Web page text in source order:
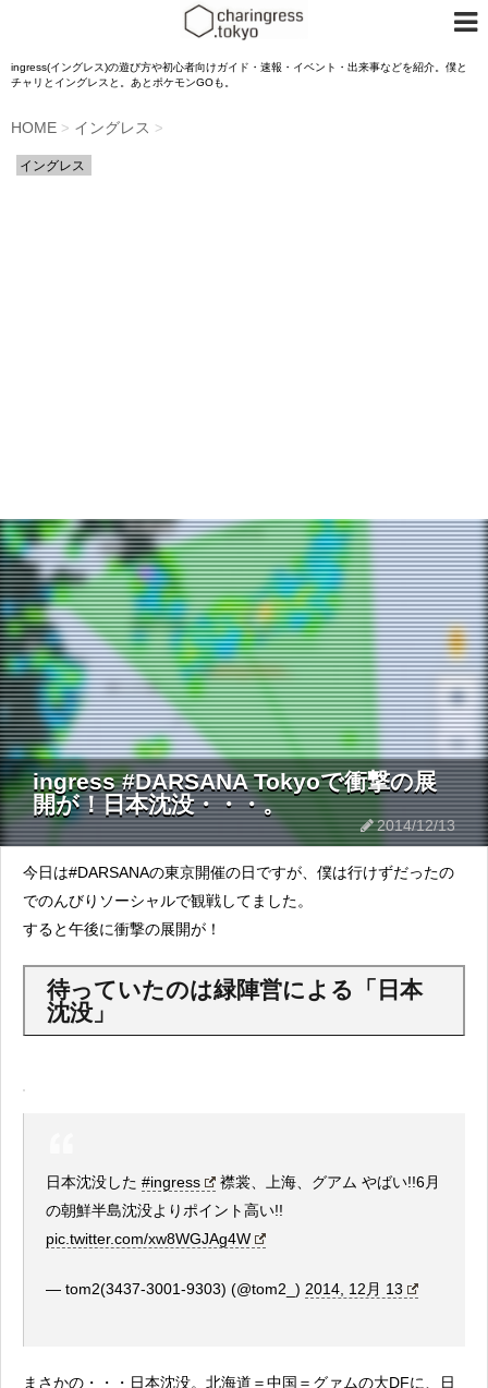
ingress(イングレス)の遊び方や初心者向けガイド・速報・イベント・出来事などを紹介。僕と
チャリとイングレスと。あとポケモンGOも。
HOME > イングレス >
イングレス
ingress #DARSANA Tokyoで衝撃の展
開が！日本沈没・・・。
2014/12/13
今日は#DARSANAの東京開催の日ですが、僕は行けずだったの
でのんびりソーシャルで観戦してました。
すると午後に衝撃の展開が！
待っていたのは緑陣営による「日本
沈没」
日本沈没した #ingress
襟裳、上海、グアム やばい!!6月
の朝鮮半島沈没よりポイント高い!!
pic.twitter.com/xw8WGJAg4W
— tom2(3437-3001-9303) (@tom2_) 2014, 12月 13
まさかの・・・日本沈没。北海道＝中国＝グァムの大DFに、日